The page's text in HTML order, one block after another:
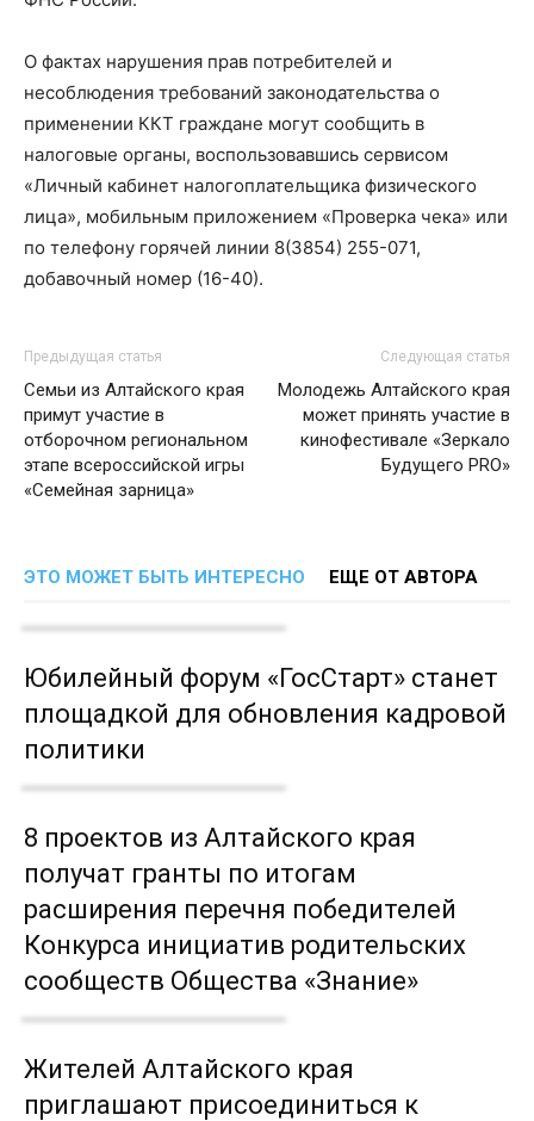
О фактах нарушения прав потребителей и
несоблюдения требований законодательства о
применении ККТ граждане могут сообщить в
налоговые органы, воспользовавшись сервисом
«Личный кабинет налогоплательщика физического
лица», мобильным приложением «Проверка чека» или
по телефону горячей линии 8(3854) 255-071,
добавочный номер (16-40).
Предыдущая статья
Семьи из Алтайского края
примут участие в
отборочном региональном
этапе всероссийской игры
«Семейная зарница»
Следующая статья
Молодежь Алтайского края
может принять участие в
кинофестивале «Зеркало
Будущего PRO»
ЭТО МОЖЕТ БЫТЬ ИНТЕРЕСНО ЕЩЕ ОТ АВТОРА
Юбилейный форум «ГосСтарт» станет
площадкой для обновления кадровой
политики
8 проектов из Алтайского края
получат гранты по итогам
расширения перечня победителей
Конкурса инициатив родительских
сообществ Общества «Знание»
Жителей Алтайского края
приглашают присоединиться к